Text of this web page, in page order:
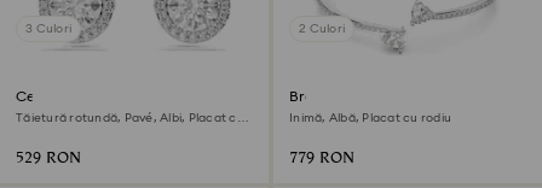
3 Culori
Cercei stud Una Angelic
Tăietură rotundă, Pavé, Albi, Placat cu
529 RON
2 Culori
Brățară fixă Mesmera
Inimă, Albă, Placat cu rodiu
779 RON